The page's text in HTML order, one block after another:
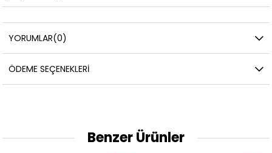
YORUMLAR(0)
ÖDEME SEÇENEKLERI
Benzer Ürünler